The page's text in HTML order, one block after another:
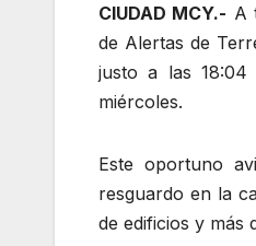
CIUDAD MCY.- A
de Alertas de
justo a las
miércoles.
Este oportuno
resguardo en la
de edificios y más